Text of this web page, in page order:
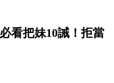
看把妹10誡！拒當